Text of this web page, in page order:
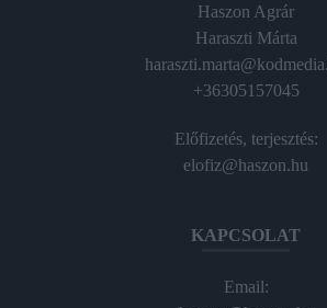
Haszon Agrár
Haraszti Márta
+36305157045
Előfizetés, terjesztés:
elofiz@haszon.hu
KAPCSOLAT
Email: